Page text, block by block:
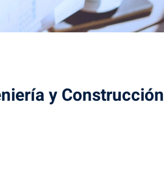
y Construcción